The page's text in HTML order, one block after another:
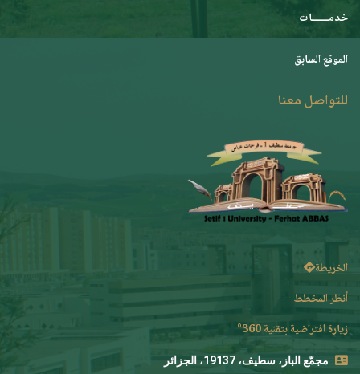
خدمـــــــات
الموقع السابق
للتواصل معنا
الخريطة
أنظر المخطط
زيارة افتراضية بتقنية 360°
مجمّع الباز، سطيف، 19137، الجزائر